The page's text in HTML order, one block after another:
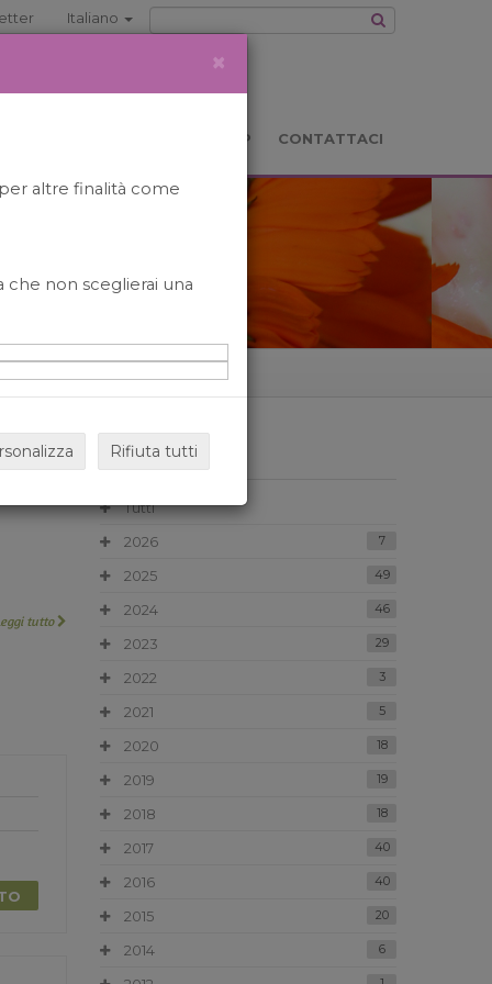
Italiano
BOOKSHOP CONTATTACI
tutto
ARCHIVIO
Tutti
2026
7
2025 49
2024 46
2023 29
2022 3
2021 5
2020 18
2019 19
2018 18
2017 40
2016 40
2015 20
2014 6
×
altre finalità come
che non sceglierai una
Rifiuta tutti